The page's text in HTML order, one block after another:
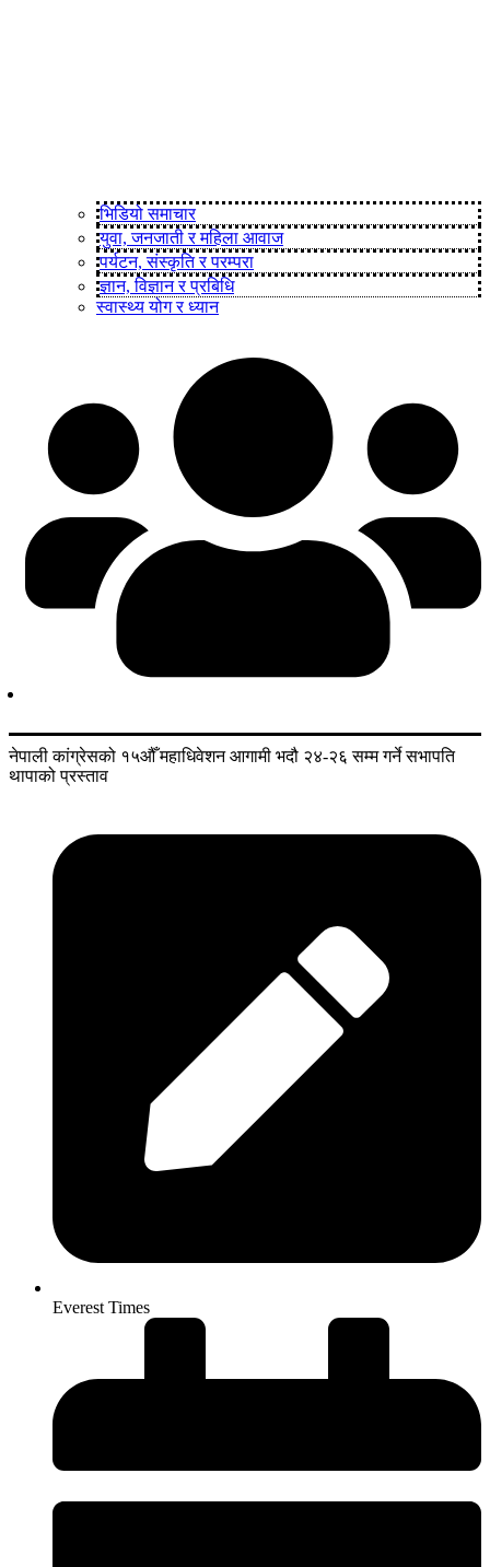
भिडियो समाचार
युवा, जनजाती र महिला आवाज
पर्यटन, संस्कृति र परम्परा
ज्ञान, विज्ञान र प्रबिधि
स्वास्थ्य योग र ध्यान
नेपाली कांग्रेसको १५औँ महाधिवेशन आगामी भदौ २४-२६ सम्म गर्ने सभापति
थापाको प्रस्ताव
Everest Times